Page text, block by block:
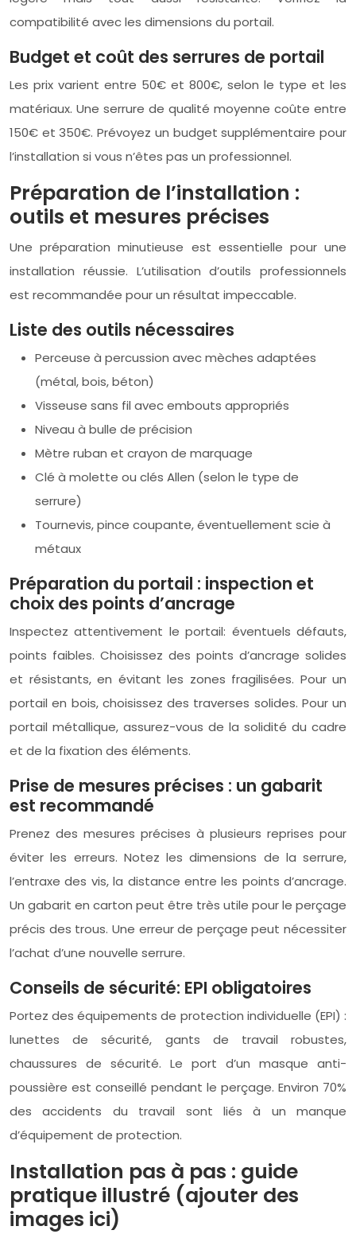
compatibilité avec les dimensions du portail.
Budget et coût des serrures de portail
Les prix varient entre 50€ et 800€, selon le type et les
matériaux. Une serrure de qualité moyenne coûte entre
150€ et 350€. Prévoyez un budget supplémentaire pour
l’installation si vous n’êtes pas un professionnel.
Préparation de l’installation :
outils et mesures précises
Une préparation minutieuse est essentielle pour une
installation réussie. L’utilisation d’outils professionnels
est recommandée pour un résultat impeccable.
Liste des outils nécessaires
Perceuse à percussion avec mèches adaptées
(métal, bois, béton)
Visseuse sans fil avec embouts appropriés
Niveau à bulle de précision
Mètre ruban et crayon de marquage
Clé à molette ou clés Allen (selon le type de
serrure)
Tournevis, pince coupante, éventuellement scie à
métaux
Préparation du portail : inspection et
choix des points d’ancrage
Inspectez attentivement le portail: éventuels défauts,
points faibles. Choisissez des points d’ancrage solides
et résistants, en évitant les zones fragilisées. Pour un
portail en bois, choisissez des traverses solides. Pour un
portail métallique, assurez-vous de la solidité du cadre
et de la fixation des éléments.
Prise de mesures précises : un gabarit
est recommandé
Prenez des mesures précises à plusieurs reprises pour
éviter les erreurs. Notez les dimensions de la serrure,
l’entraxe des vis, la distance entre les points d’ancrage.
Un gabarit en carton peut être très utile pour le perçage
précis des trous. Une erreur de perçage peut nécessiter
l’achat d’une nouvelle serrure.
Conseils de sécurité: EPI obligatoires
Portez des équipements de protection individuelle (EPI) :
lunettes de sécurité, gants de travail robustes,
chaussures de sécurité. Le port d’un masque anti-
poussière est conseillé pendant le perçage. Environ 70%
des accidents du travail sont liés à un manque
d’équipement de protection.
Installation pas à pas : guide
pratique illustré (ajouter des
images ici)